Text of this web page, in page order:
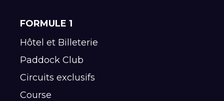
FORMULE 1
Hôtel et Billeterie
Paddock Club
Circuits exclusifs
Course